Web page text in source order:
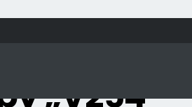
„V254 –